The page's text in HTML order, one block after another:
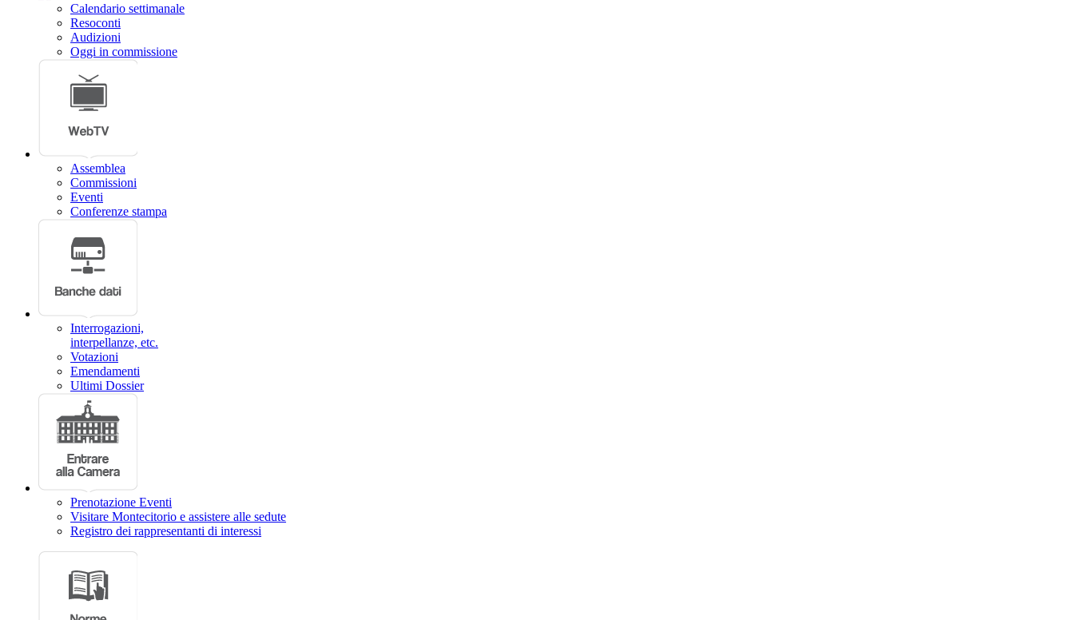
Calendario settimanale
Resoconti
Audizioni
Oggi in commissione
Assemblea
Commissioni
Eventi
Conferenze stampa
Interrogazioni,
interpellanze, etc.
Votazioni
Emendamenti
Ultimi Dossier
Prenotazione Eventi
Visitare Montecitorio e assistere alle sedute
Registro dei rappresentanti di interessi